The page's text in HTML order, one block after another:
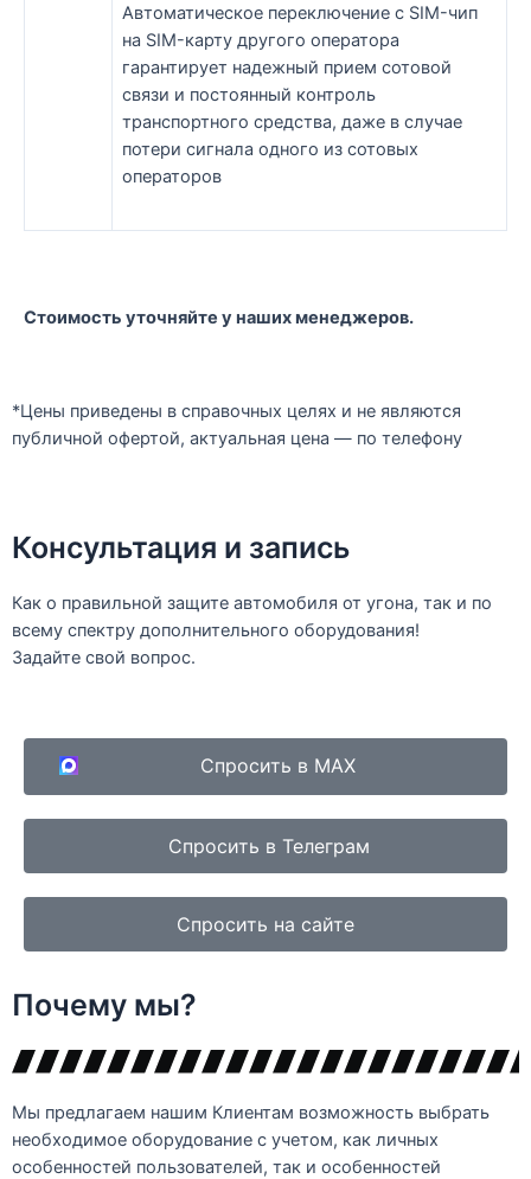
Автоматическое переключение с SIM-чип
на SIM-карту другого оператора
гарантирует надежный прием сотовой
связи и постоянный контроль
транспортного средства, даже в случае
потери сигнала одного из сотовых
операторов
Стоимость уточняйте у наших менеджеров.
*Цены приведены в справочных целях и не являются
публичной офертой, актуальная цена — по телефону
Консультация и запись
Как о правильной защите автомобиля от угона, так и по
всему спектру дополнительного оборудования!
Задайте свой вопрос.
Спросить в MAX
Спросить в Телеграм
Спросить на сайте
Почему мы?
Мы предлагаем нашим Клиентам возможность выбрать
необходимое оборудование с учетом, как личных
особенностей пользователей, так и особенностей